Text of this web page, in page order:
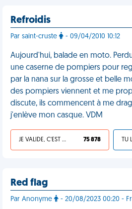
Refroidis
Par saint-cruste - 09/04/2010 10:12
Aujourd'hui, balade en moto.
une caserne de pompiers pour
par la nana sur la grosse et belle
des pompiers viennent et me
discute, ils commencent à me
j'enlève mon casque. VDM
JE VALIDE, C'EST UNE VDM 75 878
Red flag
Par Anonyme - 20/08/2023 00:20 -